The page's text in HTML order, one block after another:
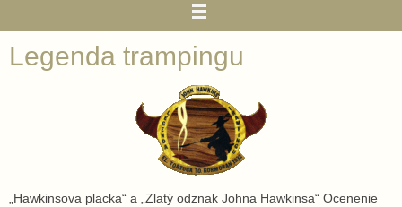
Legenda trampingu
„Hawkinsova placka“ a „Zlatý odznak Johna Hawkinsa“ Ocenenie